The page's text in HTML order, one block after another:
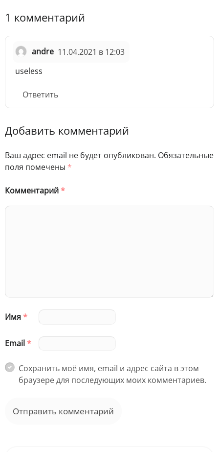
1 комментарий
andre 11.04.2021 в 12:03
useless
Ответить
Добавить комментарий
Ваш адрес email не будет опубликован. Обязательные
поля помечены *
Комментарий*
Имя*
Email*
Сохранить моё имя, email и адрес сайта в этом
браузере для последующих моих комментариев.